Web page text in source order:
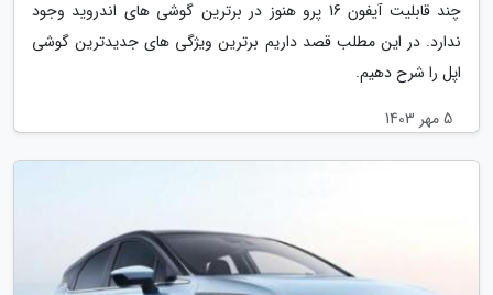
چند قابلیت آیفون 16 پرو هنوز در برترین گوشی های اندروید وجود
ندارد. در این مطلب قصد داریم برترین ویژگی های جدیدترین گوشی
اپل را شرح دهیم.
5 مهر 1403